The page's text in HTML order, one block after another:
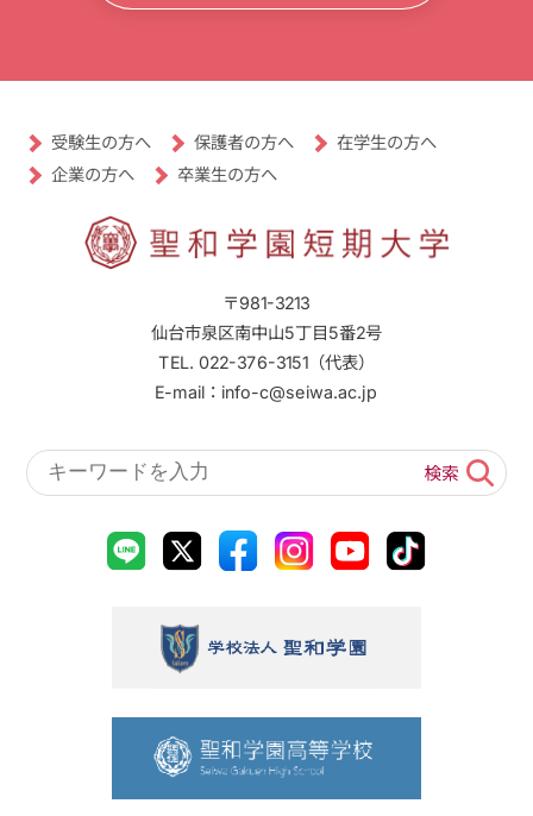
〒981-3213
仙台市泉区南中山5丁目5番2号
TEL. 022-376-3151（代表）
E-mail：info-c@seiwa.ac.jp
受験生の方へ 保護者の方へ 在学生の方へ
企業の方へ 卒業生の方へ